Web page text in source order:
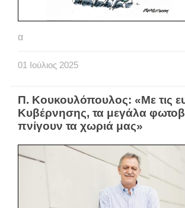
α
01 Ιούλιος 2025
Π. Κουκουλόπουλος: «Με τις
Κυβέρνησης, τα μεγάλα
πνίγουν τα χωριά μας»